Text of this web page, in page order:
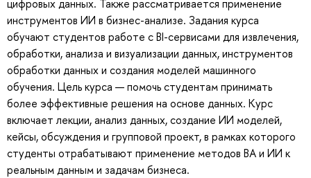
цифровых данных. Также рассматривается применение
инструментов ИИ в бизнес-анализе. Задания курса
обучают студентов работе с BI-сервисами для извлечения,
обработки, анализа и визуализации данных, инструментов
обработки данных и создания моделей машинного
обучения. Цель курса — помочь студентам принимать
более эффективные решения на основе данных. Курс
включает лекции, анализ данных, создание ИИ моделей,
кейсы, обсуждения и групповой проект, в рамках которого
студенты отрабатывают применение методов BA и ИИ к
реальным данным и задачам бизнеса.